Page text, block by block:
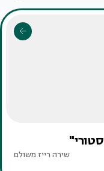
שירה רייז משולם